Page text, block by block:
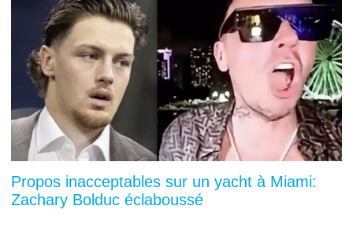
Propos inacceptables sur un yacht à Miami:
Zachary Bolduc éclaboussé